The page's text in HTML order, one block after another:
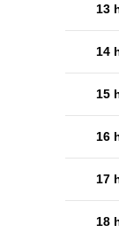
13
14
15
16
17
18